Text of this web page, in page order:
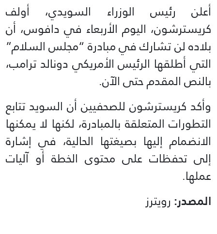
أعلن رئيس الوزراء السويدي، أولف
كريسترشون، اليوم الأربعاء في دافوس، أن
بلاده لن تشارك في مبادرة “مجلس السلام”
التي أطلقها الرئيس الأمريكي دونالد ترامب،
بالنص المقدم حتى الآن.
وأكد كريسترشون للصحفيين أن السويد تتابع
التطورات المتعلقة بالمبادرة، لكنها لا يمكنها
الانضمام إليها بصيغتها الحالية، في إشارة
إلى تحفظات على محتوى الخطة أو آليات
عملها.
المصدر: رويترز